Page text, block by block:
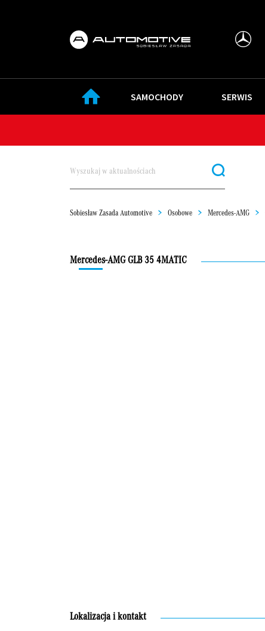
SAMOCHODY SERWIS
Sobiesław Zasada Automotive > Osobowe > Mercedes-AMG >
Mercedes-AMG GLB 35 4MATIC
Lokalizacja i kontakt